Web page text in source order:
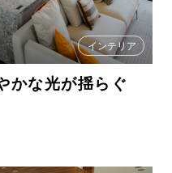
インテリア
かな光が揺らぐ